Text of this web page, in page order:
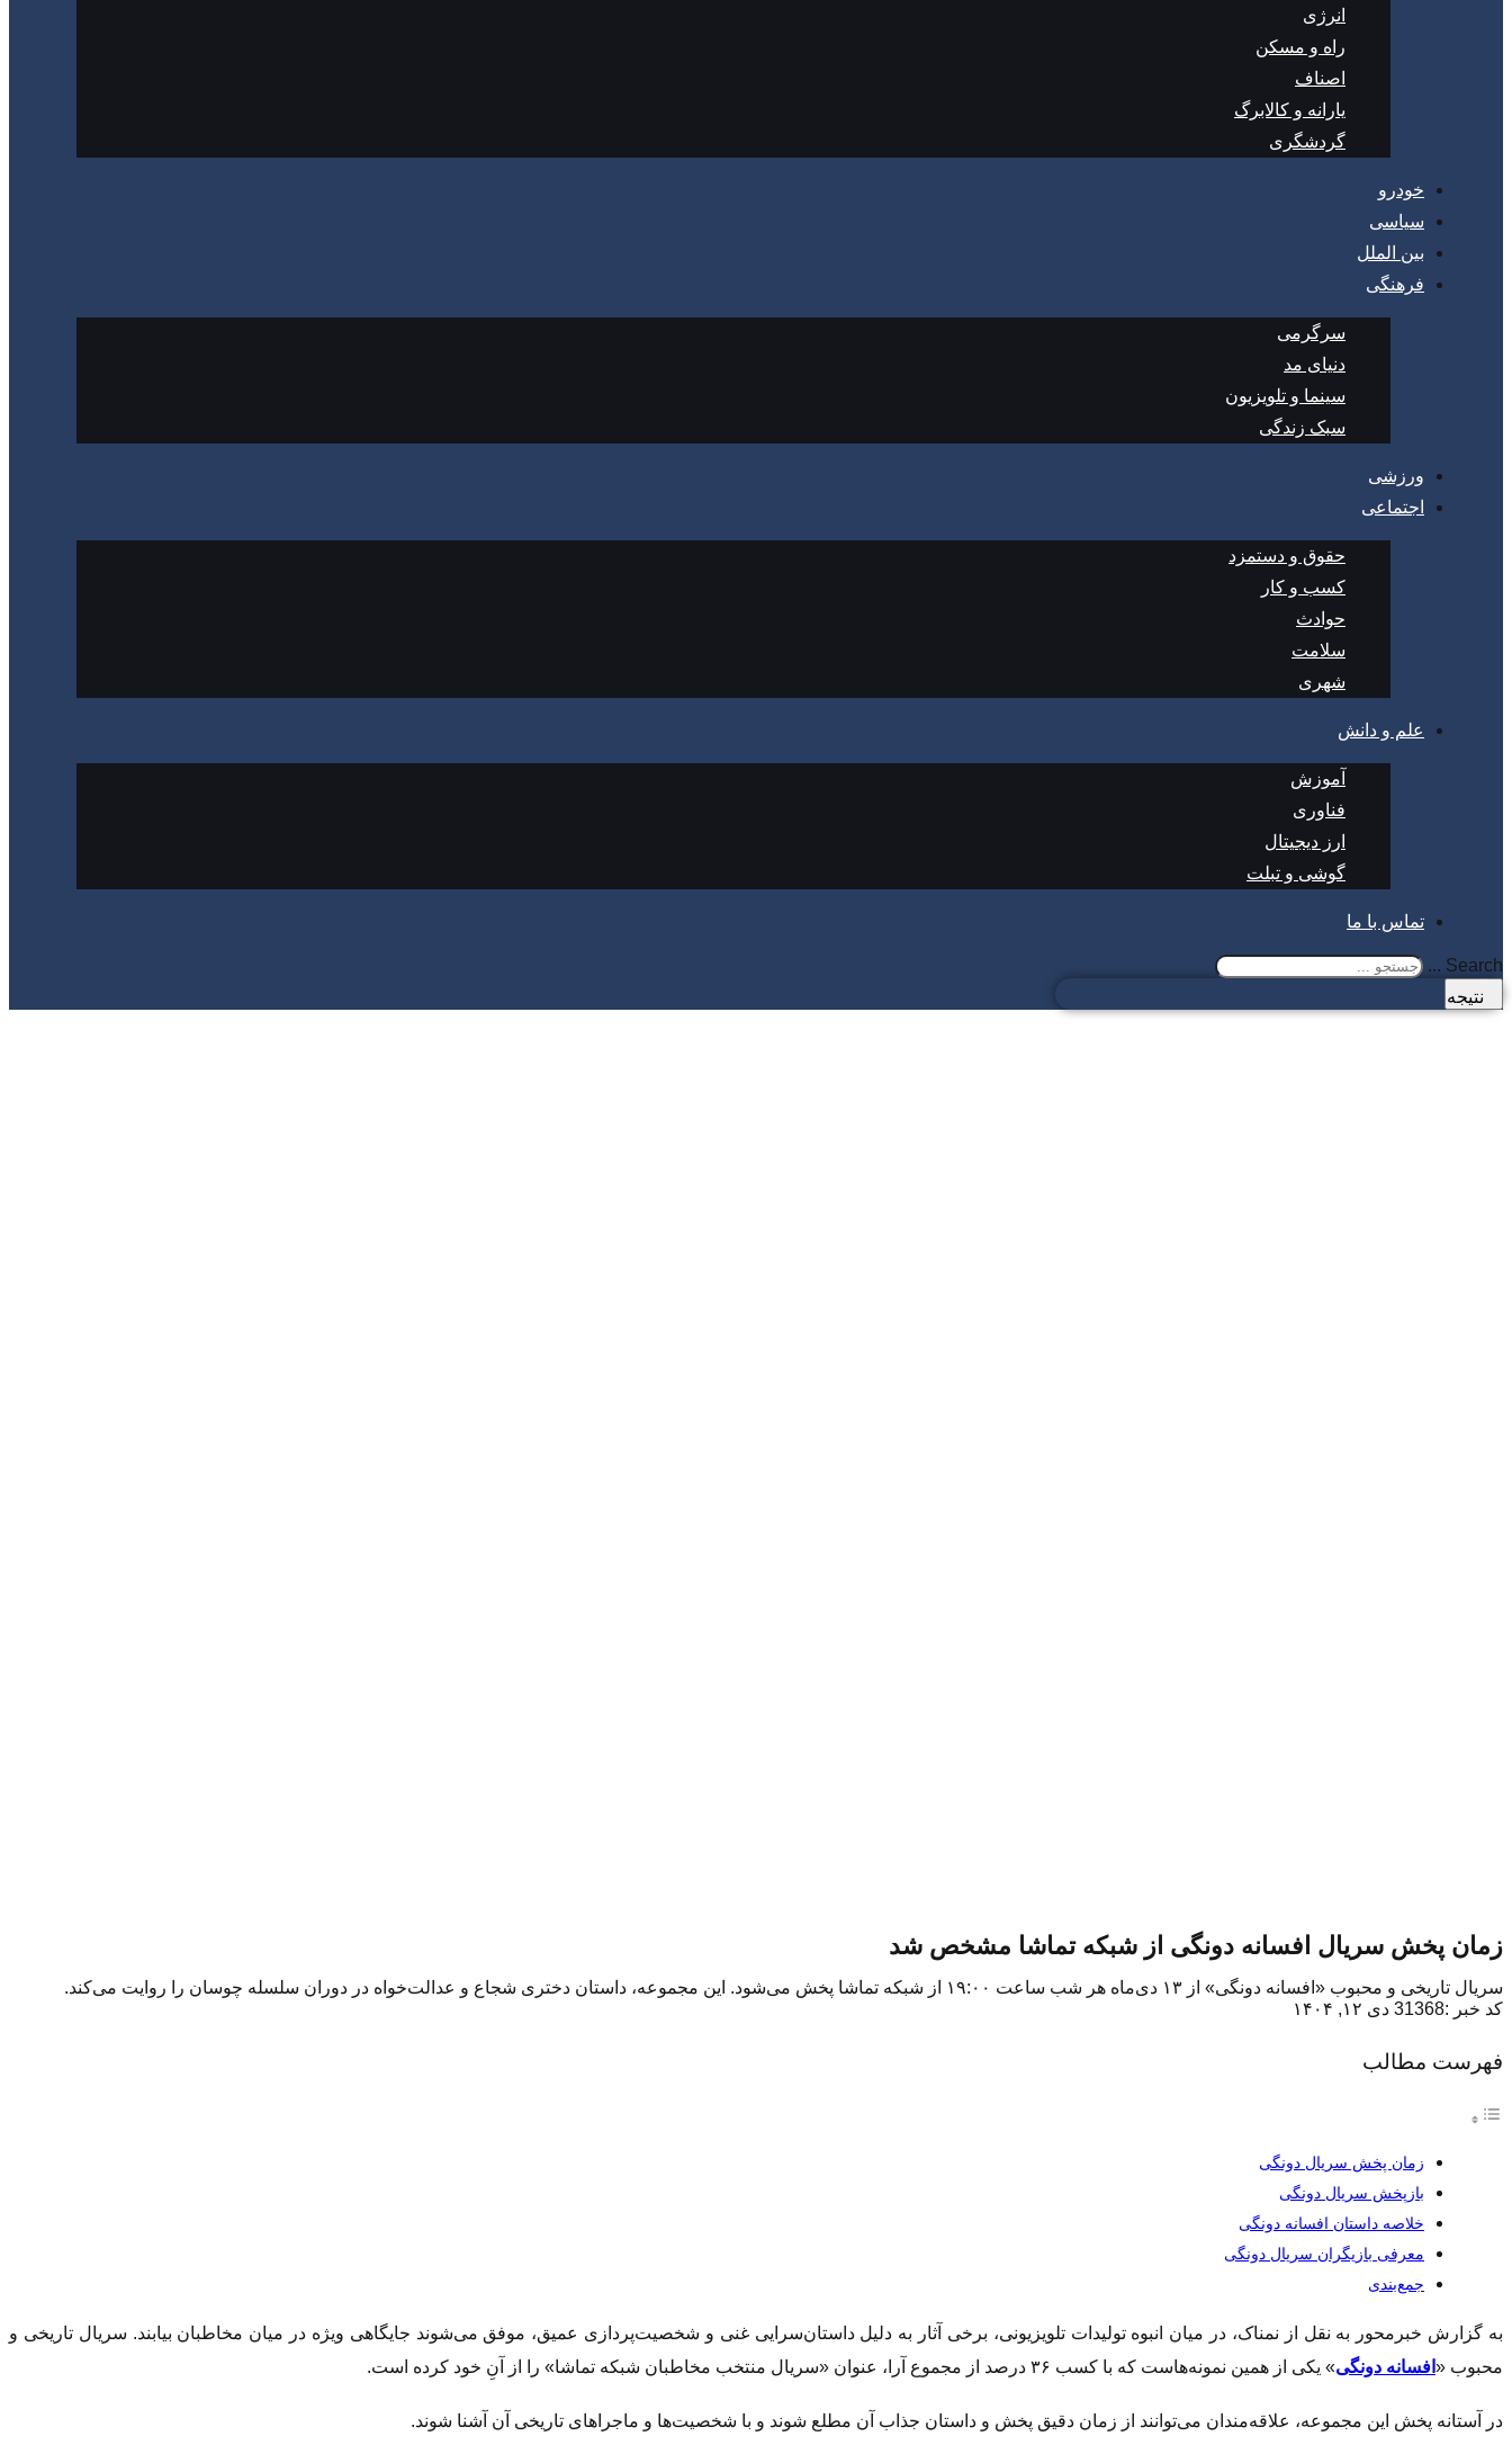
انرژی
راه و مسکن
اصناف
یارانه و کالابرگ
گردشگری
خودرو
سیاسی
بین الملل
فرهنگی
سرگرمی
دنیای مد
سینما و تلویزیون
سبک زندگی
ورزشی
اجتماعی
حقوق و دستمزد
کسب و کار
حوادث
سلامت
شهری
علم و دانش
آموزش
فناوری
ارز دیجیتال
گوشی و تبلت
تماس با ما
Search ...
نتیجه
زمان پخش سریال افسانه دونگی از شبکه تماشا مشخص شد
سریال تاریخی و محبوب «افسانه دونگی» از ۱۳ دی‌ماه هر شب ساعت ۱۹:۰۰ از شبکه تماشا پخش می‌شود. این مجموعه، داستان دختری شجاع و عدالت‌خواه در دوران سلسله چوسان را روایت می‌کند.
کد خبر :31368
دی ۱۲, ۱۴۰۴
فهرست مطالب
زمان پخش سریال دونگی
بازپخش سریال دونگی
خلاصه داستان افسانه دونگی
معرفی بازیگران سریال دونگی
جمع‌بندی
به گزارش خبرمحور به نقل از نمناک، در میان انبوه تولیدات تلویزیونی، برخی آثار به دلیل داستان‌سرایی غنی و شخصیت‌پردازی عمیق، موفق می‌شوند جایگاهی ویژه در میان مخاطبان بیابند. سریال تاریخی و
محبوب « افسانه دونگی» یکی از همین نمونه‌هاست که با کسب ۳۶ درصد از مجموع آرا، عنوان «سریال منتخب مخاطبان شبکه تماشا» را از آنِ خود کرده است.
در آستانه پخش این مجموعه، علاقه‌مندان می‌توانند از زمان دقیق پخش و داستان جذاب آن مطلع شوند و با شخصیت‌ها و ماجراهای تاریخی آن آشنا شوند.